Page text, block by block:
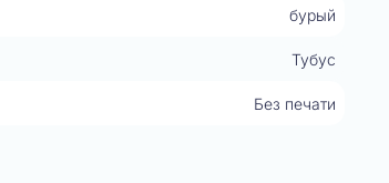
бурый
Тубус
Без печати